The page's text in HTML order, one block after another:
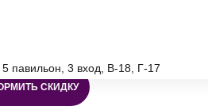
павильон, 3 вход, В-18, Г-17
СКИДКУ